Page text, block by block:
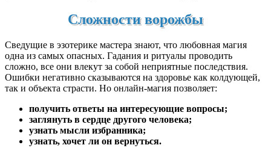
Сложности ворожбы
Сведущие в эзотерике мастера знают, что любовная магия
одна из самых опасных. Гадания и ритуалы проводить
сложно, все они влекут за собой неприятные последствия.
Ошибки негативно сказываются на здоровье как колдующей,
так и объекта страсти. Но онлайн-магия позволяет:
получить ответы на интересующие вопросы;
заглянуть в сердце другого человека;
узнать мысли избранника;
узнать, хочет ли он вернуться.